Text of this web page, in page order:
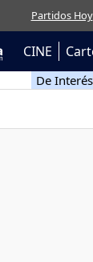
Partidos Hoy
CINE
De